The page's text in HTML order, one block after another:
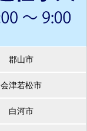
郡山市
会津若松市
白河市